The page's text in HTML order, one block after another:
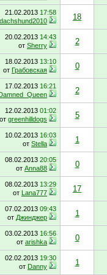
21.02.2013 17:58
dachshund2010 18
20.02.2013 14:43
от Sherry 2
18.02.2013 13:10
от Грабовская 0
17.02.2013 16:21
2
12.02.2013 01:02
от greenhilldogs 5
10.02.2013 16:03
от Stella 1
08.02.2013 20:05
от Anna88 0
08.02.2013 13:29
от Lana777 17
07.02.2013 09:43
от Джинджер 1
03.02.2013 16:56
от arishka 0
02.02.2013 19:30
от Danny 1